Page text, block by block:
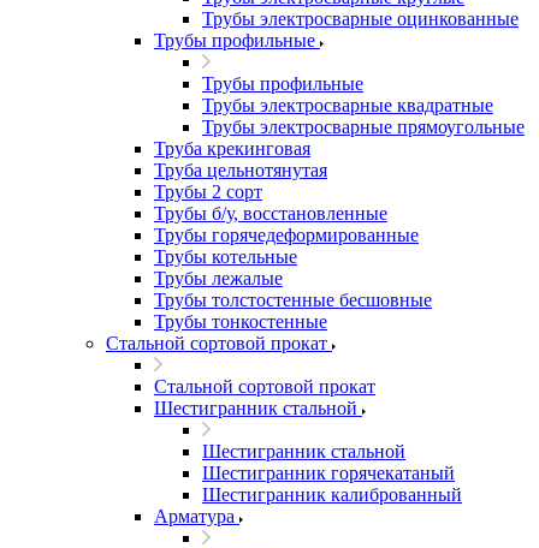
Трубы электросварные оцинкованные
Трубы профильные
Трубы профильные
Трубы электросварные квадратные
Трубы электросварные прямоугольные
Труба крекинговая
Труба цельнотянутая
Трубы 2 сорт
Трубы б/у, восстановленные
Трубы горячедеформированные
Трубы котельные
Трубы лежалые
Трубы толстостенные бесшовные
Трубы тонкостенные
Стальной сортовой прокат
Стальной сортовой прокат
Шестигранник стальной
Шестигранник стальной
Шестигранник горячекатаный
Шестигранник калиброванный
Арматура